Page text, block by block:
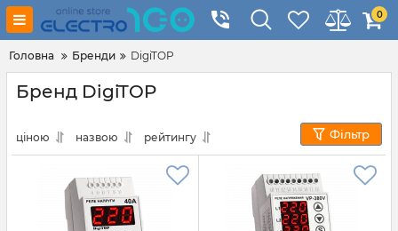
0
Головна Бренди DigiTOP
Бренд DigiTOP
ціною назвою рейтингу Фільтр